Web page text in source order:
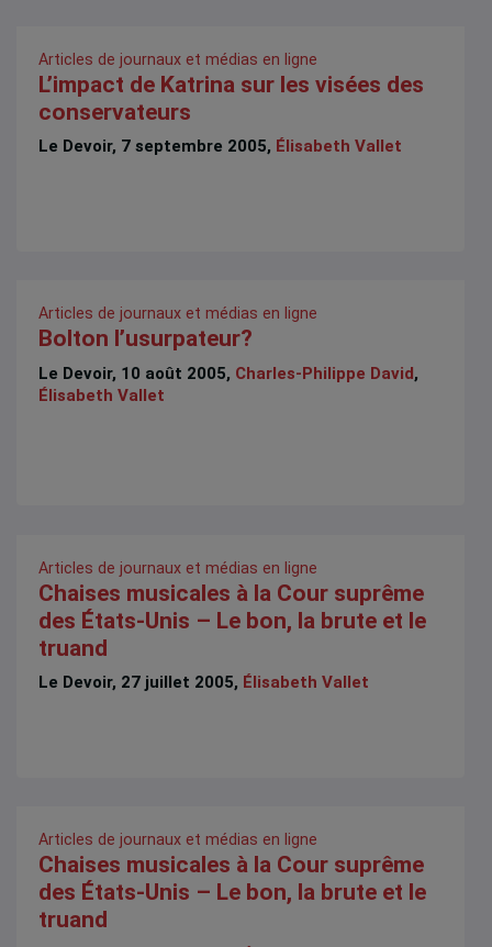
Articles de journaux et médias en ligne
L’impact de Katrina sur les visées des
conservateurs
Le Devoir, 7 septembre 2005, Élisabeth Vallet
Articles de journaux et médias en ligne
Bolton l’usurpateur?
Le Devoir, 10 août 2005, Charles-Philippe David,
Élisabeth Vallet
Articles de journaux et médias en ligne
Chaises musicales à la Cour suprême
des États-Unis – Le bon, la brute et le
truand
Le Devoir, 27 juillet 2005, Élisabeth Vallet
Articles de journaux et médias en ligne
Chaises musicales à la Cour suprême
des États-Unis – Le bon, la brute et le
truand